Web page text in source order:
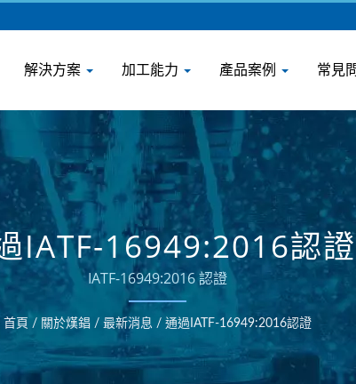
解決方案 加工能力 產品案例 常見
IATF-16949:2016認證
IATF-16949:2016 認證
首頁 / 關於熯錩 / 最新消息 / 通過IATF-16949:2016認證